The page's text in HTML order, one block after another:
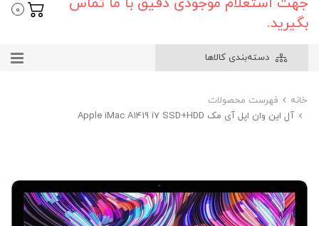
بگیرید.
0
دسته‌بندی کالاها
خانه
فهرست محصولات
آل این وان اپل آی مک Apple iMac A1419 i7 SSD+HDD